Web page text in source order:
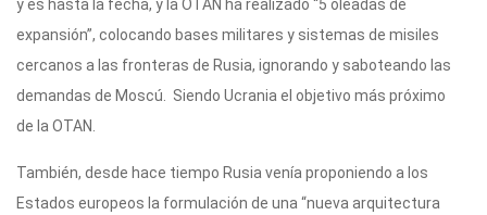
y es hasta la fecha, y la OTAN ha realizado “5 oleadas de
expansión”, colocando bases militares y sistemas de misiles
cercanos a las fronteras de Rusia, ignorando y saboteando las
demandas de Moscú. Siendo Ucrania el objetivo más próximo
de la OTAN.
También, desde hace tiempo Rusia venía proponiendo a los
Estados europeos la formulación de una “nueva arquitectura